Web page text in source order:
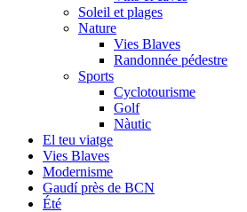
Soleil et plages
Nature
Vies Blaves
Randonnée pédestre
Sports
Cyclotourisme
Golf
Nàutic
El teu viatge
Vies Blaves
Modernisme
Gaudí près de BCN
Été